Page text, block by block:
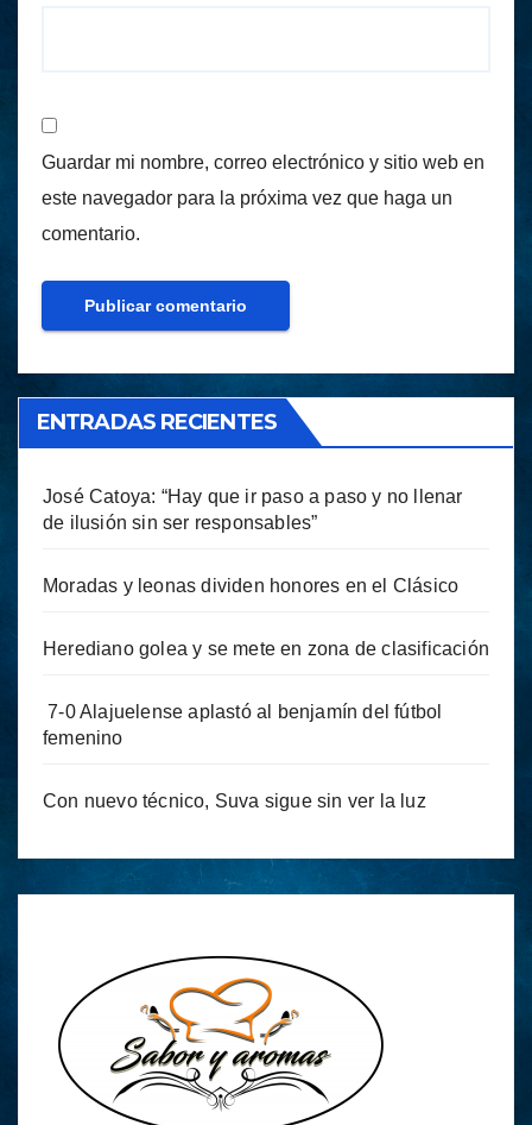
Guardar mi nombre, correo electrónico y sitio web en
este navegador para la próxima vez que haga un
comentario.
ENTRADAS RECIENTES
José Catoya: “Hay que ir paso a paso y no llenar
de ilusión sin ser responsables”
Moradas y leonas dividen honores en el Clásico
Herediano golea y se mete en zona de clasificación
7-0 Alajuelense aplastó al benjamín del fútbol
femenino
Con nuevo técnico, Suva sigue sin ver la luz